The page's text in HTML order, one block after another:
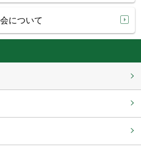
について